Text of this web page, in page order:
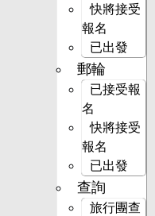
快將接受
報名
已出發
郵輪
已接受報
名
快將接受
報名
已出發
查詢
旅行團查